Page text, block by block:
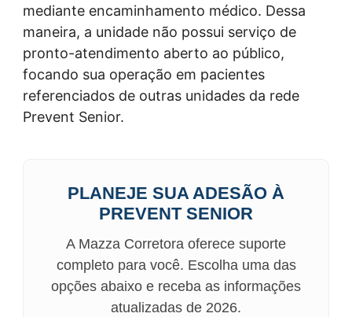
mediante encaminhamento médico. Dessa
maneira, a unidade não possui serviço de
pronto-atendimento aberto ao público,
focando sua operação em pacientes
referenciados de outras unidades da rede
Prevent Senior.
PLANEJE SUA ADESÃO À
PREVENT SENIOR
A Mazza Corretora oferece suporte
completo para você. Escolha uma das
opções abaixo e receba as informações
atualizadas de 2026.